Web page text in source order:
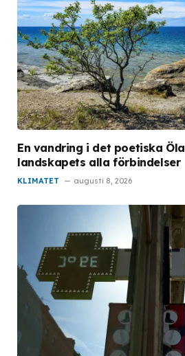
En vandring i det poetiska
landskapets alla förbindelser
KLIMATET augusti 8, 2026